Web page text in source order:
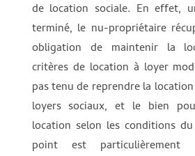
de location sociale. En effet,
terminé, le nu-propriétaire
obligation de maintenir la
critères de location à loyer
pas tenu de reprendre la
loyers sociaux, et le bien
location selon les conditions
point est particulièrement